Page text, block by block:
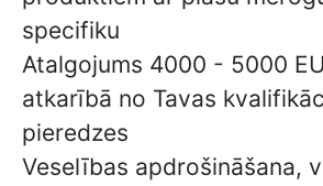
specifiku
Atalgojums 4000 - 5000
atkarībā no Tavas
pieredzes
Veselības apdrošināšana,